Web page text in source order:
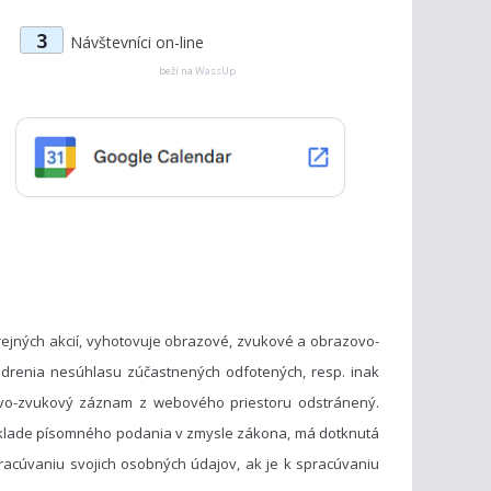
e
r
e
3 Návštevníci on-line
beží na WassUp
akcií, vyhotovuje obrazové, zvukové a obrazovo-
nesúhlasu zúčastnených odfotených, resp. inak
zvukový záznam z webového priestoru odstránený.
písomného podania v zmysle zákona, má dotknutá
svojich osobných údajov, ak je k spracúvaniu